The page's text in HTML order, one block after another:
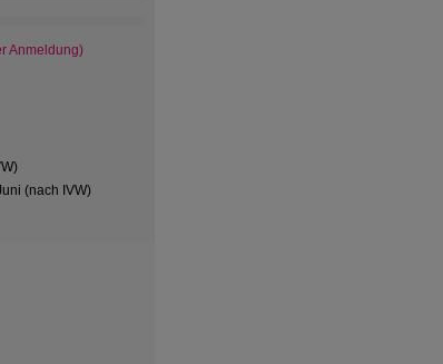
Anmeldung)
(nach IVW)